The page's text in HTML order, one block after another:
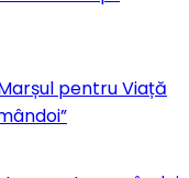
pentru Viață